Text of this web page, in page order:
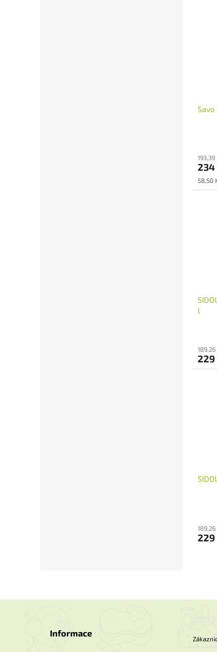
Savo
193,39
234
Měrná
cena:
58,50
l
229
229
Informace